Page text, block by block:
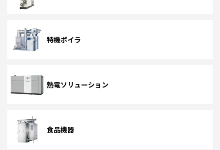
特機ボイラ
熱電ソリューション
食品機器